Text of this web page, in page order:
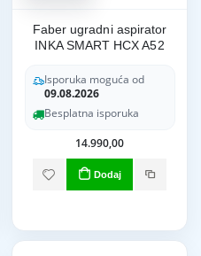
Faber ugradni aspirator
INKA SMART HCX A52
Isporuka moguća od
09.08.2026
Besplatna isporuka
14.990,00
Dodaj